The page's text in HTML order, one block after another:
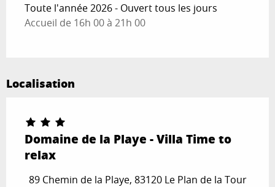
Toute l'année 2026 - Ouvert tous les jours
Accueil de 16h 00 à 21h 00
Localisation
Domaine de la Playe - Villa Time to
relax
89 Chemin de la Playe, 83120 Le Plan de la Tour